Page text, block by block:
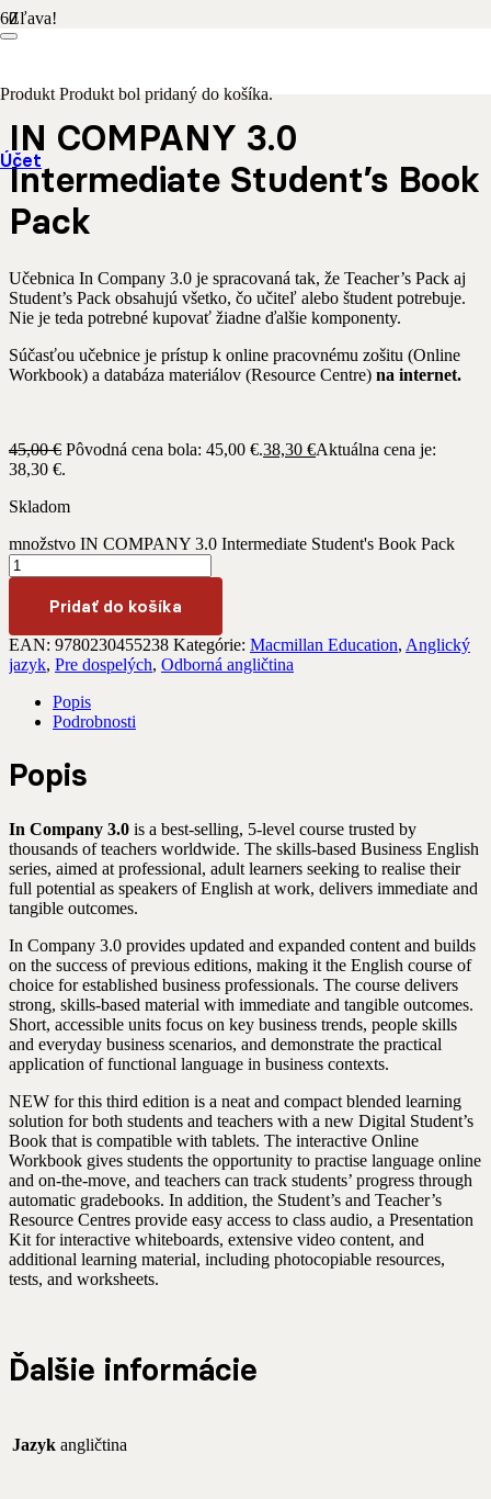
Produkt Produkt bol pridaný do košíka.
Účet
Zľava!
IN COMPANY 3.0
Intermediate Student’s Book
Pack
Učebnica In Company 3.0 je spracovaná tak, že Teacher’s Pack aj
Student’s Pack obsahujú všetko, čo učiteľ alebo študent potrebuje.
Nie je teda potrebné kupovať žiadne ďalšie komponenty.
Súčasťou učebnice je prístup k online pracovnému zošitu (Online
Workbook) a databáza materiálov (Resource Centre) na internet.
45,00€ Pôvodná cena bola: 45,00 €.38,30 €Aktuálna cena je:
38,30 €.
Skladom
množstvo IN COMPANY 3.0 Intermediate Student's Book Pack
Pridať do košíka
EAN: 9780230455238 Kategórie: Macmillan Education, Anglický
jazyk, Pre dospelých, Odborná angličtina
Popis
Podrobnosti
Popis
In Company 3.0 is a best-selling, 5-level course trusted by
thousands of teachers worldwide. The skills-based Business English
series, aimed at professional, adult learners seeking to realise their
full potential as speakers of English at work, delivers immediate and
tangible outcomes.
In Company 3.0 provides updated and expanded content and builds
on the success of previous editions, making it the English course of
choice for established business professionals. The course delivers
strong, skills-based material with immediate and tangible outcomes.
Short, accessible units focus on key business trends, people skills
and everyday business scenarios, and demonstrate the practical
application of functional language in business contexts.
NEW for this third edition is a neat and compact blended learning
solution for both students and teachers with a new Digital Student’s
Book that is compatible with tablets. The interactive Online
Workbook gives students the opportunity to practise language online
and on-the-move, and teachers can track students’ progress through
automatic gradebooks. In addition, the Student’s and Teacher’s
Resource Centres provide easy access to class audio, a Presentation
Kit for interactive whiteboards, extensive video content, and
additional learning material, including photocopiable resources,
tests, and worksheets.
Ďalšie informácie
Jazyk angličtina